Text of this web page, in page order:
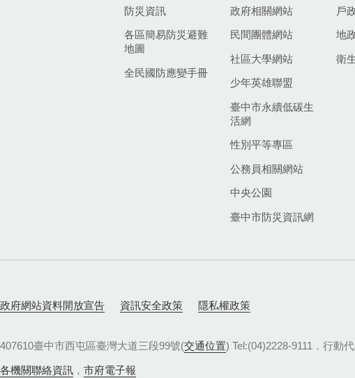
防災資訊
各區簡易防災避難
地圖
全民國防應變手冊
政府相關網站
民間團體網站
社區大學網站
少年英雄聯盟
臺中市永續低碳生
活網
性別平等專區
公務員相關網站
中央公園
臺中市防災資訊網
戶
地
衛
政府網站資料開放宣告 資訊安全政策 隱私權政策
407610臺中市西屯區臺灣大道三段99號(交通位置) Tel:(04)2228-9111．行動
各機關聯絡資訊 ， 市府電子報